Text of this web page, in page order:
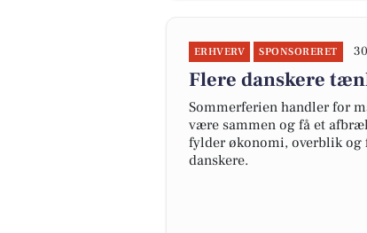
ERHVERV SPONSORERET
Flere danskere
Sommerferien handler for
være sammen og få et
fylder økonomi, overblik og
danskere.